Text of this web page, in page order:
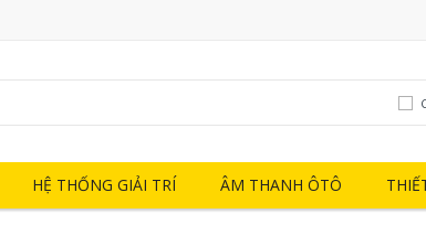
HỆ THỐNG GIẢI TRÍ ÂM THANH ÔTÔ